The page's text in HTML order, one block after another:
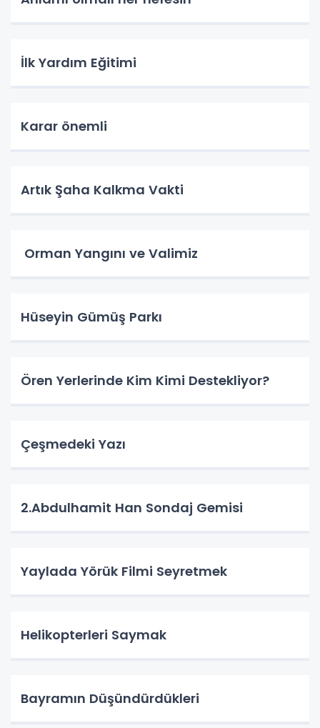
İlk Yardım Eğitimi
Karar önemli
Artık Şaha Kalkma Vakti
Orman Yangını ve Valimiz
Hüseyin Gümüş Parkı
Ören Yerlerinde Kim Kimi Destekliyor?
Çeşmedeki Yazı
2.Abdulhamit Han Sondaj Gemisi
Yaylada Yörük Filmi Seyretmek
Helikopterleri Saymak
Bayramın Düşündürdükleri